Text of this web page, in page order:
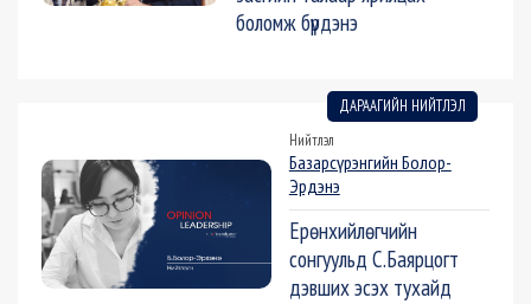
боломж бүрдэнэ
ДАРААГИЙН НИЙТЛЭЛ
Нийтлэл
Базарсүрэнгийн Болор-
Эрдэнэ
Ерөнхийлөгчийн
сонгуульд С.Баярцогт
дэвших эсэх тухайд